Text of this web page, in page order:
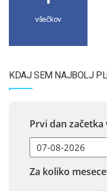
všečkov
KDAJ SEM NAJBOLJ
Prvi dan
Za koliko